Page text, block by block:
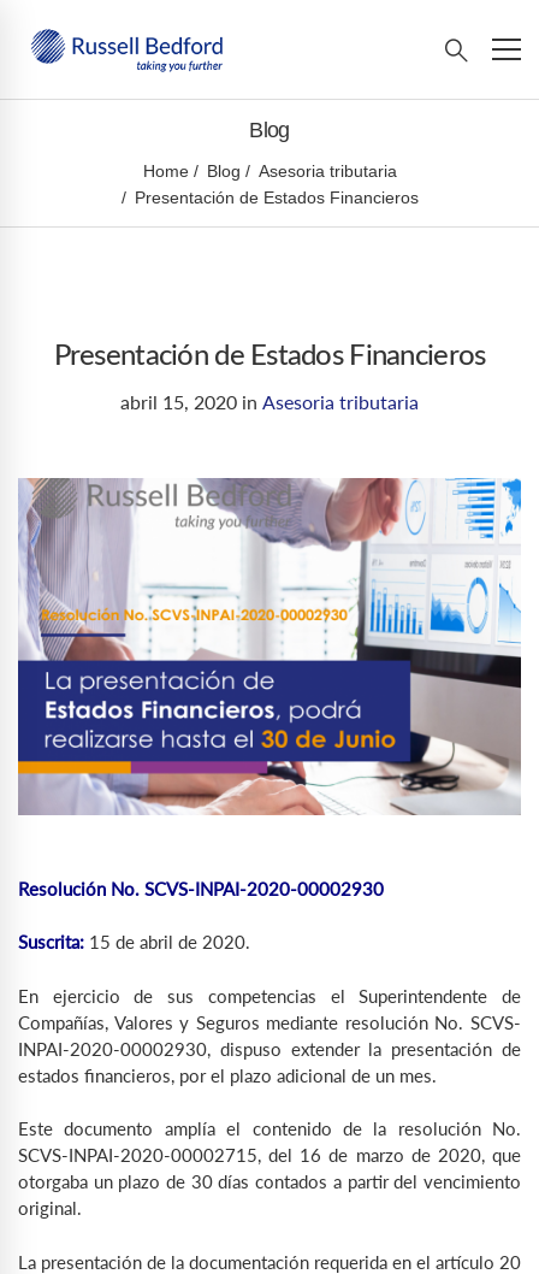
Blog
Home Blog
Asesoria tributaria
Presentación de Estados Financieros
Presentación de Estados Financieros
abril 15, 2020 in Asesoria tributaria
Resolución No. SCVS-INPAI-2020-00002930
Suscrita: 15 de abril de 2020.
En ejercicio de sus competencias el Superintendente de
Compañías, Valores y Seguros mediante resolución No. SCVS-
INPAI-2020-00002930, dispuso extender la presentación de
estados financieros, por el plazo adicional de un mes.
Este documento amplía el contenido de la resolución No.
SCVS-INPAI-2020-00002715, del 16 de marzo de 2020, que
otorgaba un plazo de 30 días contados a partir del vencimiento
original.
La presentación de la documentación requerida en el artículo 20